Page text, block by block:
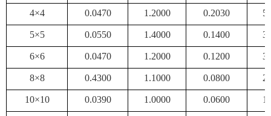
4×4 0.0470 1.2000 0.2030
5×5 0.0550 1.4000 0.1400
6×6 0.0470 1.2000 0.1200
8×8 0.4300 1.1000 0.0800
10×10 0.0390 1.0000 0.0600